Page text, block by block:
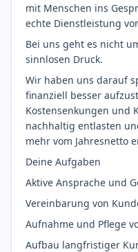
mit Menschen ins
echte Dienstleistung
Bei uns geht es nicht
sinnlosen Druck.
Wir haben uns darauf
finanziell besser
Kostensenkungen und
nachhaltig entlasten
mehr vom Jahresnetto
Deine Aufgaben
Aktive Ansprache und
Vereinbarung von
Aufnahme und Pflege
Aufbau langfristiger